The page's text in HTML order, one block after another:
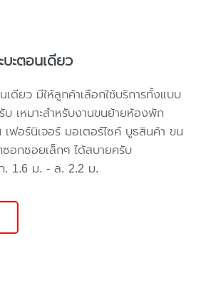
ะตอนเดียว
เดียว มีให้ลูกค้าเลือกใช้บริการทั้งแบบ
เหมาะสำหรับงานขนย้ายห้องพัก
ฟอร์นิเจอร์ มอเตอร์ไซค์ บูธสินค้า ขน
ซอกซอยเล็กๆ ได้สบายครับ
. 1.6 ม. - ล. 2.2 ม.